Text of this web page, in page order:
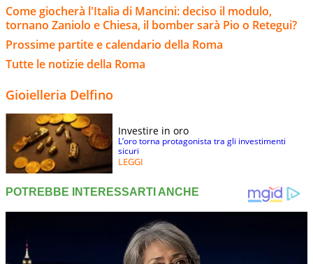
Come giocherà l'Italia di Mancini: deciso il modulo,
tornano Zaniolo e Chiesa, il bomber sarà Pio o Retegui?
Prossime partite e calendario della Roma
Tutte le notizie della Roma
Gioielleria Delfino
Investire in oro
L’oro torna protagonista tra gli investimenti
sicuri
LEGGI